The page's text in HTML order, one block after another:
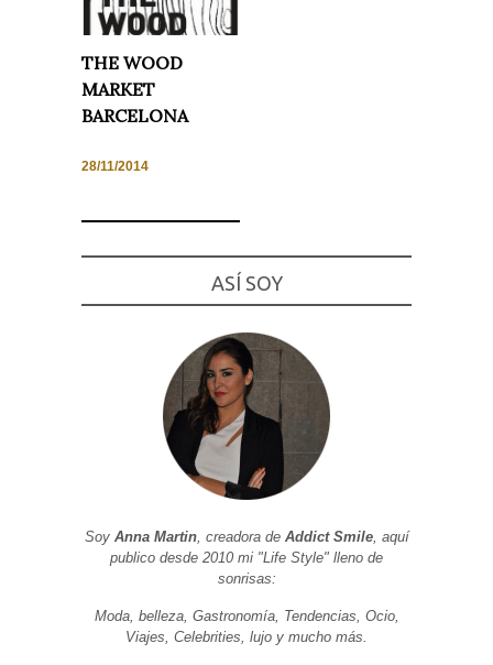
THE WOOD
MARKET
BARCELONA
28/11/2014
ASÍ SOY
Soy Anna Martin, creadora de Addict Smile, aquí
publico desde 2010 mi "Life Style" lleno de
sonrisas:
Moda, belleza, Gastronomía, Tendencias, Ocio,
Viajes, Celebrities, lujo y mucho más.
cookies no
base a cómo